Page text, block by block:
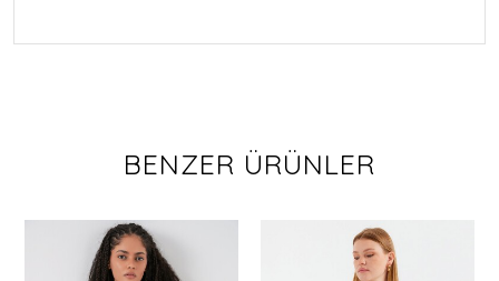
BENZER ÜRÜNLER